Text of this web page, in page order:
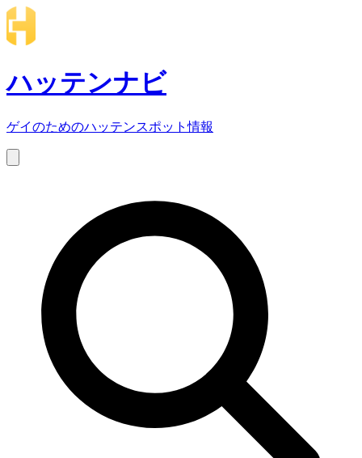
ハッテンナビ
ゲイのためのハッテンスポット情報